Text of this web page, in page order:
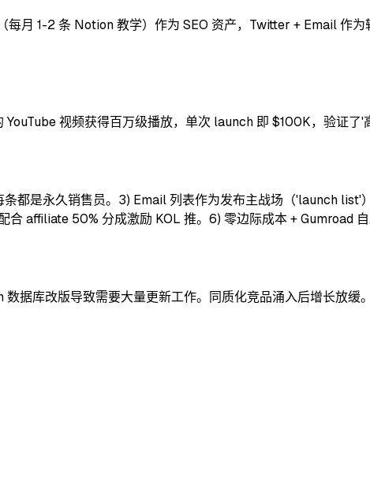
月 1-2 条 Notion 教学）作为 SEO 资产，Twitter + Email 作
视频获得百万级播放，单次 launch 即 $100K，验证了'
都是永久销售员。3) Email 列表作为发布主战场（'launch
affiliate 50% 分成激励 KOL 推。6) 零边际成本 + Gumroad 自
库改版导致需要大量更新工作。同质化竞品涌入后增长放缓。